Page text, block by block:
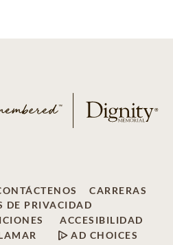
CARRERAS
DE PRIVACIDAD
ACCESIBILIDAD
AD CHOICES